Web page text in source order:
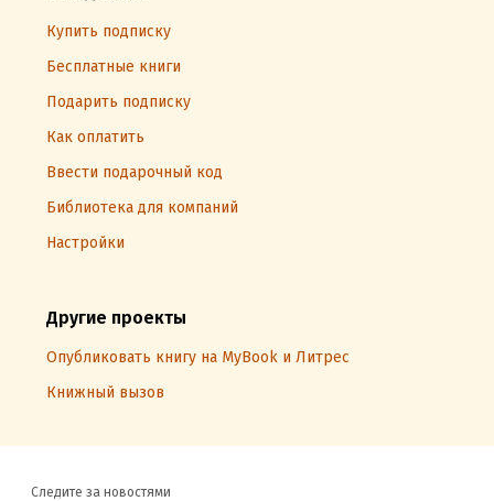
Купить подписку
Бесплатные книги
Подарить подписку
Как оплатить
Ввести подарочный код
Библиотека для компаний
Настройки
Другие проекты
Опубликовать книгу на MyBook и Литрес
Книжный вызов
Следите за новостями